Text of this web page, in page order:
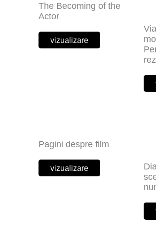
The Becoming of the
Actor
vizualizare
Pagini despre film
vizualizare